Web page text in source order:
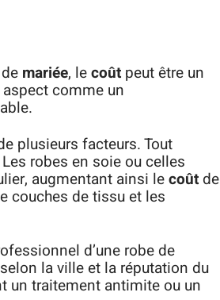
mariée, lecoût peut être un
comme un
plusieurs facteurs. Tout
robes en soie ou celles
augmentant ainsi lecoût de
couches de tissu et les
d’une robe de
la ville et la réputation du
un traitement antimite ou un